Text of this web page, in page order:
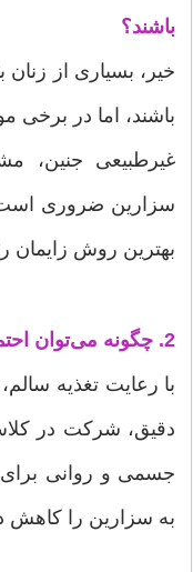
باشند؟
خیر، بسیاری از زنان
باشند، اما در برخی
غیرطبیعی جنین،
سزارین ضروری
بهترین روش زایمان
2. چگونه می‌توان احتمال سزارین را کاهش داد؟
با رعایت تغذیه
دقیق، شرکت در
جسمی و روانی برای
به سزارین را کاهش